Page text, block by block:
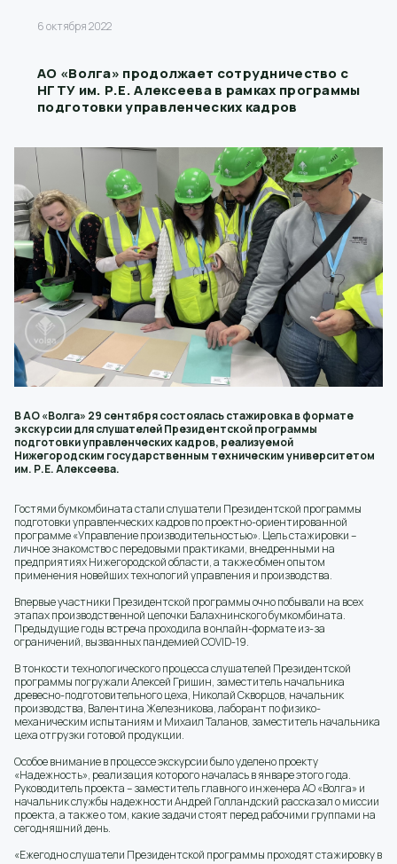
6 октября 2022
АО «Волга» продолжает сотрудничество с
НГТУ им. Р.Е. Алексеева в рамках программы
подготовки управленческих кадров
В АО «Волга» 29 сентября состоялась стажировка в формате
экскурсии для слушателей Президентской программы
подготовки управленческих кадров, реализуемой
Нижегородским государственным техническим университетом
им. Р.Е. Алексеева.
Гостями бумкомбината стали слушатели Президентской программы
подготовки управленческих кадров по проектно-ориентированной
программе «Управление производительностью». Цель стажировки –
личное знакомство с передовыми практиками, внедренными на
предприятиях Нижегородской области, а также обмен опытом
применения новейших технологий управления и производства.
Впервые участники Президентской программы очно побывали на всех
этапах производственной цепочки Балахнинского бумкомбината.
Предыдущие годы встреча проходила в онлайн-формате из-за
ограничений, вызванных пандемией COVID-19.
В тонкости технологического процесса слушателей Президентской
программы погружали Алексей Гришин, заместитель начальника
древесно-подготовительного цеха, Николай Скворцов, начальник
производства, Валентина Железникова, лаборант по физико-
механическим испытаниям и Михаил Таланов, заместитель начальника
цеха отгрузки готовой продукции.
Особое внимание в процессе экскурсии было уделено проекту
«Надежность», реализация которого началась в январе этого года.
Руководитель проекта – заместитель главного инженера АО «Волга» и
начальник службы надежности Андрей Голландский рассказал о миссии
проекта, а также о том, какие задачи стоят перед рабочими группами на
сегодняшний день.
«Ежегодно слушатели Президентской программы проходят стажировку в